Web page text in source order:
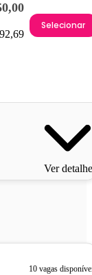
Selecionar
Ver
10 vagas